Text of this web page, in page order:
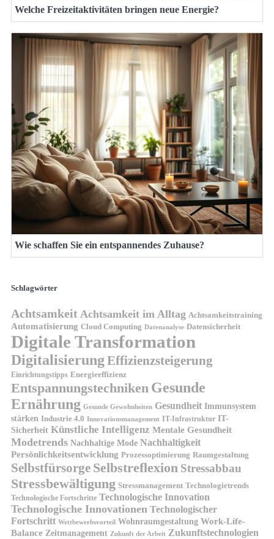
Welche Freizeitaktivitäten bringen neue Energie?
Wie schaffen Sie ein entspannendes Zuhause?
Schlagwörter
Achtsamkeit Achtsamkeit im Alltag Achtsamkeitstraining
Automatisierung Cloud Computing Datenanalyse Datensicherheit
Digitale Transformation
Digitalisierung Effizienzsteigerung
Einrichtungstipps Energieeffizienz
Entspannungstechniken Gesunde
Ernährung Gesunde Gewohnheiten Gesundheit Immunsystem
stärken Industrie 4.0 Innovationsmanagement IT-Infrastruktur IT-
Sicherheit Künstliche Intelligenz Mentale Gesundheit
Modetrends Nachhaltige Mode Nachhaltigkeit
Persönlichkeitsentwicklung Prozessoptimierung Raumgestaltung
Selbstfürsorge Selbstreflexion Stressabbau
Stressbewältigung Stressmanagement Technologietrends
Technologische Fortschritte Technologische Innovation
Technologische Innovationen Technologischer
Fortschritt Wettbewerbsvorteil Wohnraumgestaltung Work-Life-
Balance Zeitmanagement Zukunft der Arbeit Zukunftstechnologien